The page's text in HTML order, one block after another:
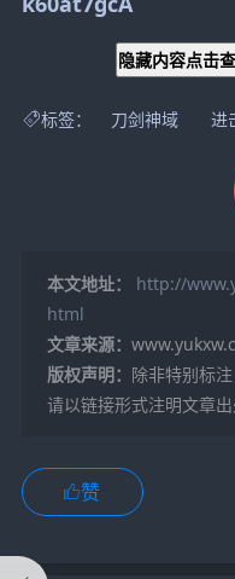
隐藏内容点击
标签： 刀剑神域 进
本文地址：
http://
html
文章来源：
版权声明： 除非特别标
请以链接形式注明文章出
赞